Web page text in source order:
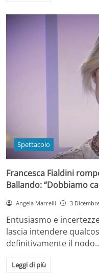
Spettacolo
Francesca Fialdini
Ballando: “Dobbiamo
Angela Marrelli 3
Entusiasmo e
lascia intendere
definitivamente il
Leggi di più